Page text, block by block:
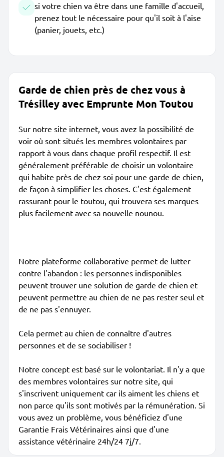
si votre chien va être dans une famille d'accueil,
prenez tout le nécessaire pour qu'il soit à l'aise
(panier, jouets, etc.)
Garde de chien près de chez vous à
Trésilley avec Emprunte Mon Toutou
Sur notre site internet, vous avez la possibilité de
voir où sont situés les membres volontaires par
rapport à vous dans chaque profil respectif. Il est
généralement préférable de choisir un volontaire
qui habite près de chez soi pour une garde de chien,
de façon à simplifier les choses. C'est également
rassurant pour le toutou, qui trouvera ses marques
plus facilement avec sa nouvelle nounou.
Notre plateforme collaborative permet de lutter
contre l'abandon : les personnes indisponibles
peuvent trouver une solution de garde de chien et
peuvent permettre au chien de ne pas rester seul et
de ne pas s'ennuyer.
Cela permet au chien de connaître d'autres
personnes et de se sociabiliser !
Notre concept est basé sur le volontariat. Il n'y a que
des membres volontaires sur notre site, qui
s'inscrivent uniquement car ils aiment les chiens et
non parce qu'ils sont motivés par la rémunération. Si
vous avez un problème, vous bénéficiez d'une
Garantie Frais Vétérinaires ainsi que d'une
assistance vétérinaire 24h/24 7j/7.